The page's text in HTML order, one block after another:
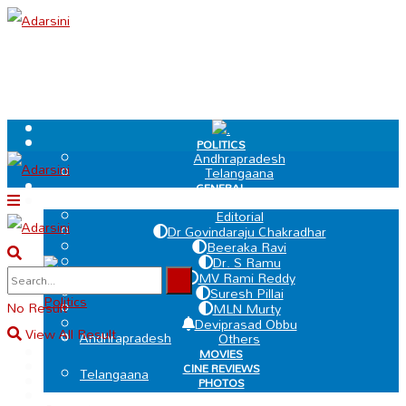
.
POLITICS
Andhrapradesh
Telangaana
GENERAL
Editorial
Dr Govindaraju Chakradhar
Beeraka Ravi
Dr. S Ramu
MV Rami Reddy
Suresh Pillai
MLN Murty
Deviprasad Obbu
Others
MOVIES
CINE REVIEWS
PHOTOS
VIDEOS
.
Politics
Andhrapradesh
Telangaana
No Result
View All Result